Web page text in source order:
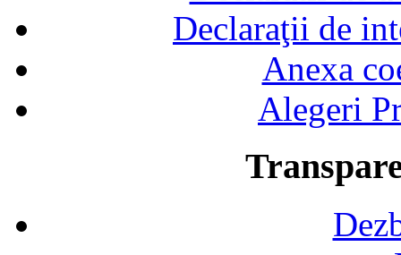
Declaraţii de
Anexa
Alegeri